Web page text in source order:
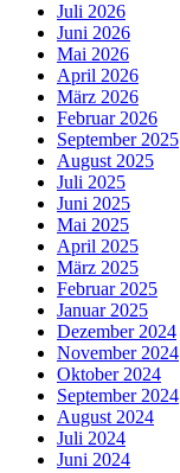
Juli 2026
Juni 2026
Mai 2026
April 2026
März 2026
Februar 2026
September 2025
August 2025
Juli 2025
Juni 2025
Mai 2025
April 2025
März 2025
Februar 2025
Januar 2025
Dezember 2024
November 2024
Oktober 2024
September 2024
August 2024
Juli 2024
Juni 2024